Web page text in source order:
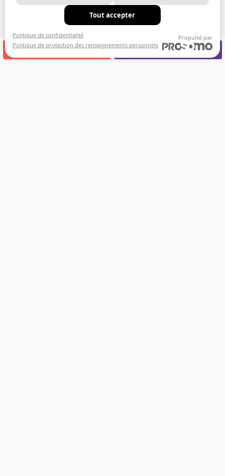
APPELEZ-NOUS RENDEZ-VOUS
Tout accepter
Politique de confidentialité
Politique de protection des renseignements personnels
Propulsé par